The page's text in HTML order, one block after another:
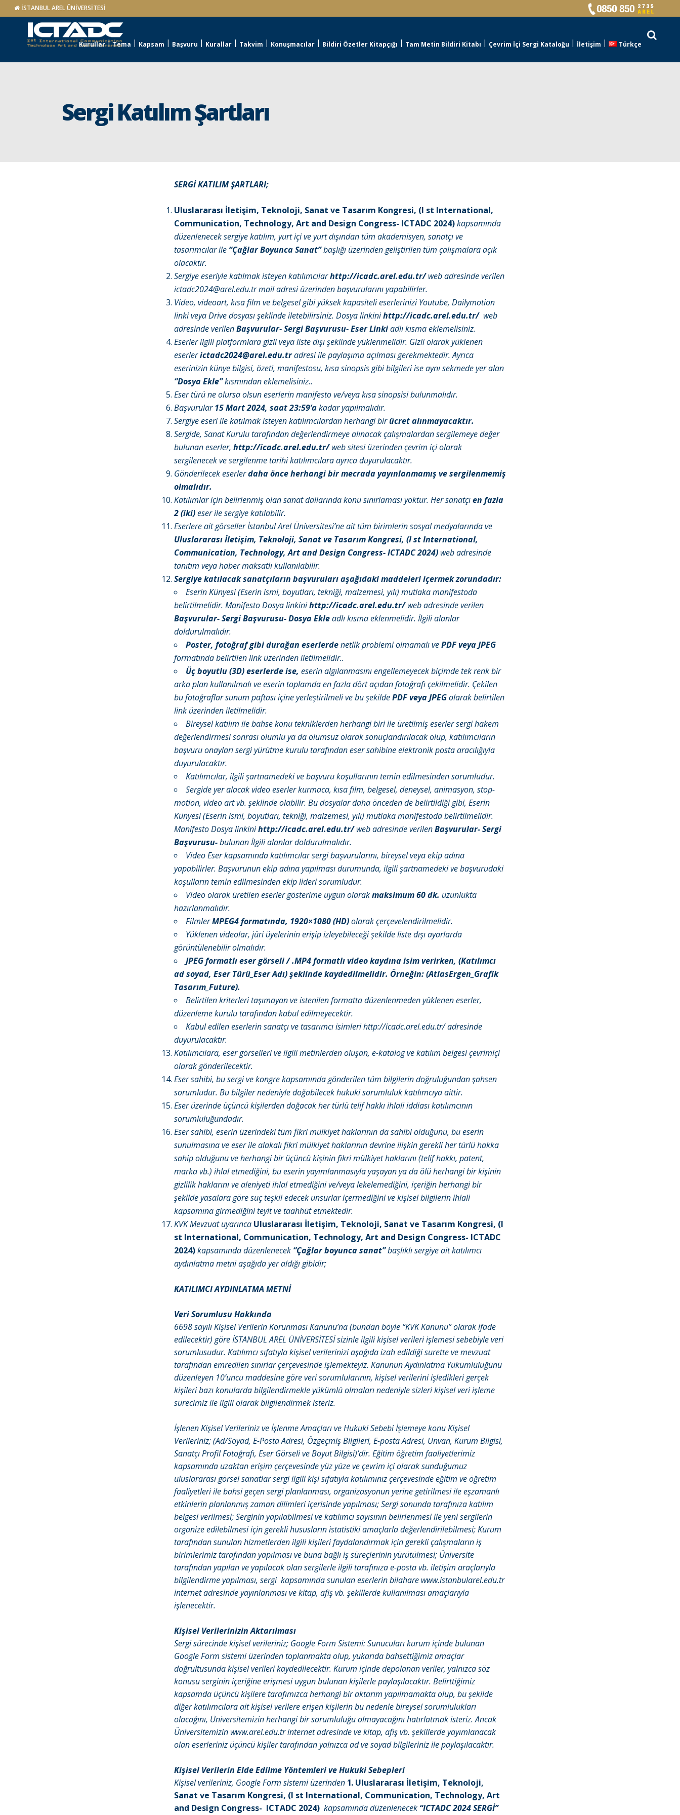
İSTANBUL AREL ÜNİVERSİTESİ
Kurullar Tema Kapsam Başvuru Kurallar Takvim Konuşmacılar Bildiri Özetler Kitapçığı Tam Metin Bildiri Kitabı Çevrim İçi Sergi Kataloğu İletişim Türkçe
Sergi Katılım Şartları
SERGİ KATILIM ŞARTLARI;
Uluslararası İletişim, Teknoloji, Sanat ve Tasarım Kongresi, (I st International,
Communication, Technology, Art and Design Congress- ICTADC 2024)kapsamında
düzenlenecek sergiye katılım, yurt içi ve yurt dışından tüm akademisyen, sanatçı ve
tasarımcılar ile “Çağlar Boyunca Sanat”başlığı üzerinden geliştirilen tüm çalışmalara açık
olacaktır.
Sergiye eseriyle katılmak isteyen katılımcılarhttp://icadc.arel.edu.tr/web adresinde verilen
ictadc2024@arel.edu.trmail adresi üzerinden başvurularını yapabilirler.
Video, videoart, kısa film ve belgesel gibi yüksek kapasiteli eserlerinizi Youtube, Dailymotion
linki veya Drive dosyası şeklinde iletebilirsiniz. Dosya linkinihttp://icadc.arel.edu.tr/web
adresinde verilenBaşvurular- Sergi Başvurusu- Eser Linkiadlı kısma eklemelisiniz.
Eserler ilgili platformlara gizli veya liste dışı şeklinde yüklenmelidir. Gizli olarak yüklenen
eserlerictadc2024@arel.edu.tradresi ile paylaşıma açılması gerekmektedir. Ayrıca
eserinizin künye bilgisi, özeti, manifestosu, kısa sinopsis gibi bilgileri ise aynı sekmede yer alan
“Dosya Ekle”kısmından eklemelisiniz..
Eser türü ne olursa olsun eserlerin manifesto ve/veya kısa sinopsisi bulunmalıdır.
Başvurular15 Mart 2024, saat 23:59’akadar yapılmalıdır.
Sergiye eseri ile katılmak isteyen katılımcılardan herhangi birücret alınmayacaktır.
Sergide, Sanat Kurulu tarafından değerlendirmeye alınacak çalışmalardan sergilemeye değer
bulunan eserler, http://icadc.arel.edu.tr/web sitesi üzerinden çevrim içi olarak
sergilenecek ve sergilenme tarihi katılımcılara ayrıca duyurulacaktır.
Gönderilecek eserlerdaha önce herhangi bir mecrada yayınlanmamış ve sergilenmemiş
olmalıdır.
Katılımlar için belirlenmiş olan sanat dallarında konu sınırlaması yoktur. Her sanatçıen fazla
2 (iki)eser ile sergiye katılabilir.
Eserlere ait görseller İstanbul Arel Üniversitesi’ne ait tüm birimlerin sosyal medyalarında ve
Uluslararası İletişim, Teknoloji, Sanat ve Tasarım Kongresi, (I st International,
Communication, Technology, Art and Design Congress- ICTADC 2024)web adresinde
tanıtım veya haber maksatlı kullanılabilir.
Sergiye katılacak sanatçıların başvuruları aşağıdaki maddeleri içermek zorundadır:
Eserin Künyesi (Eserin ismi, boyutları, tekniği, malzemesi, yılı) mutlaka manifestoda
belirtilmelidir. Manifesto Dosya linkinihttp://icadc.arel.edu.tr/web adresinde verilen
Başvurular- Sergi Başvurusu- Dosya Ekleadlı kısma eklenmelidir. İlgili alanlar
doldurulmalıdır.
Poster, fotoğraf gibi durağan eserlerdenetlik problemi olmamalı vePDF veya JPEG
formatında belirtilen link üzerinden iletilmelidir..
Üç boyutlu (3D) eserlerde ise, eserin algılanmasını engellemeyecek biçimde tek renk bir
arka plan kullanılmalı ve eserin toplamda en fazla dört açıdan fotoğrafı çekilmelidir. Çekilen
bu fotoğraflar sunum paftası içine yerleştirilmeli ve bu şekildePDF veya JPEGolarak belirtilen
link üzerinden iletilmelidir.
Bireysel katılım ile bahse konu tekniklerden herhangi biri ile üretilmiş eserler sergi hakem
değerlendirmesi sonrası olumlu ya da olumsuz olarak sonuçlandırılacak olup, katılımcıların
başvuru onayları sergi yürütme kurulu tarafından eser sahibine elektronik posta aracılığıyla
duyurulacaktır.
Katılımcılar, ilgili şartnamedeki ve başvuru koşullarının temin edilmesinden sorumludur.
Sergide yer alacak video eserler kurmaca, kısa film, belgesel, deneysel, animasyon, stop-
motion, video art vb. şeklinde olabilir. Bu dosyalar daha önceden de belirtildiği gibi, Eserin
Künyesi (Eserin ismi, boyutları, tekniği, malzemesi, yılı) mutlaka manifestoda belirtilmelidir.
Manifesto Dosya linkinihttp://icadc.arel.edu.tr/web adresinde verilenBaşvurular- Sergi
Başvurusu-bulunan İlgili alanlar doldurulmalıdır.
Video Eser kapsamında katılımcılar sergi başvurularını, bireysel veya ekip adına
yapabilirler. Başvurunun ekip adına yapılması durumunda, ilgili şartnamedeki ve başvurudaki
koşulların temin edilmesinden ekip lideri sorumludur.
Video olarak üretilen eserler gösterime uygun olarakmaksimum 60 dk. uzunlukta
hazırlanmalıdır.
FilmlerMPEG4 formatında, 1920×1080 (HD)olarak çerçevelendirilmelidir.
Yüklenen videolar, jüri üyelerinin erişip izleyebileceği şekilde liste dışı ayarlarda
görüntülenebilir olmalıdır.
JPEG formatlı eser görseli / .MP4 formatlı video kaydına isim verirken, (Katılımcı
ad soyad, Eser Türü_Eser Adı) şeklinde kaydedilmelidir. Örneğin: (AtlasErgen_Grafik
Tasarım_Future).
Belirtilen kriterleri taşımayan ve istenilen formatta düzenlenmeden yüklenen eserler,
düzenleme kurulu tarafından kabul edilmeyecektir.
Kabul edilen eserlerin sanatçı ve tasarımcı isimlerihttp://icadc.arel.edu.tr/adresinde
duyurulacaktır.
Katılımcılara, eser görselleri ve ilgili metinlerden oluşan, e-katalog ve katılım belgesi çevrimiçi
olarak gönderilecektir.
Eser sahibi, bu sergi ve kongre kapsamında gönderilen tüm bilgilerin doğruluğundan şahsen
sorumludur. Bu bilgiler nedeniyle doğabilecek hukuki sorumluluk katılımcıya aittir.
Eser üzerinde üçüncü kişilerden doğacak her türlü telif hakkı ihlali iddiası katılımcının
sorumluluğundadır.
Eser sahibi, eserin üzerindeki tüm fikri mülkiyet haklarının da sahibi olduğunu, bu eserin
sunulmasına ve eser ile alakalı fikri mülkiyet haklarının devrine ilişkin gerekli her türlü hakka
sahip olduğunu ve herhangi bir üçüncü kişinin fikri mülkiyet haklarını (telif hakkı, patent,
marka vb.) ihlal etmediğini, bu eserin yayımlanmasıyla yaşayan ya da ölü herhangi bir kişinin
gizlilik haklarını ve aleniyeti ihlal etmediğini ve/veya lekelemediğini, içeriğin herhangi bir
şekilde yasalara göre suç teşkil edecek unsurlar içermediğini ve kişisel bilgilerin ihlali
kapsamına girmediğini teyit ve taahhüt etmektedir.
KVK Mevzuat uyarınca Uluslararası İletişim, Teknoloji, Sanat ve Tasarım Kongresi, (I
st International, Communication, Technology, Art and Design Congress- ICTADC
2024)kapsamında düzenlenecek “Çağlar boyunca sanat”başlıklı sergiye ait katılımcı
aydınlatma metni aşağıda yer aldığı gibidir;
KATILIMCI AYDINLATMA METNİ
Veri Sorumlusu Hakkında
6698 sayılı Kişisel Verilerin Korunması Kanunu’na (bundan böyle “KVK Kanunu” olarak ifade
edilecektir) göre İSTANBUL AREL ÜNİVERSİTESİ sizinle ilgili kişisel verileri işlemesi sebebiyle veri
sorumlusudur. Katılımcı sıfatıyla kişisel verilerinizi aşağıda izah edildiği surette ve mevzuat
tarafından emredilen sınırlar çerçevesinde işlemekteyiz. Kanunun Aydınlatma Yükümlülüğünü
düzenleyen 10’uncu maddesine göre veri sorumlularının, kişisel verilerini işledikleri gerçek
kişileri bazı konularda bilgilendirmekle yükümlü olmaları nedeniyle sizleri kişisel veri işleme
sürecimiz ile ilgili olarak bilgilendirmek isteriz.
İşlenen Kişisel Verileriniz ve İşlenme Amaçları ve Hukuki Sebebi İşlemeye konu Kişisel
Verileriniz; (Ad/Soyad, E-Posta Adresi, Özgeçmiş Bilgileri, E-posta Adresi, Unvan, Kurum Bilgisi,
Sanatçı Profil Fotoğrafı, Eser Görseli ve Boyut Bilgisi)’dir. Eğitim öğretim faaliyetlerimiz
kapsamında uzaktan erişim çerçevesinde yüz yüze ve çevrim içi olarak sunduğumuz
uluslararası görsel sanatlar sergi ilgili kişi sıfatıyla katılımınız çerçevesinde eğitim ve öğretim
faaliyetleri ile bahsi geçen sergi planlanması, organizasyonun yerine getirilmesi ile eşzamanlı
etkinlerin planlanmış zaman dilimleri içerisinde yapılması; Sergi sonunda tarafınıza katılım
belgesi verilmesi; Serginin yapılabilmesi ve katılımcı sayısının belirlenmesi ile yeni sergilerin
organize edilebilmesi için gerekli hususların istatistiki amaçlarla değerlendirilebilmesi; Kurum
tarafından sunulan hizmetlerden ilgili kişileri faydalandırmak için gerekli çalışmaların iş
birimlerimiz tarafından yapılması ve buna bağlı iş süreçlerinin yürütülmesi; Üniversite
tarafından yapılan ve yapılacak olan sergilerle ilgili tarafınıza e-posta vb. iletişim araçlarıyla
bilgilendirme yapılması, sergi kapsamında sunulan eserlerin bilahare www.istanbularel.edu.tr
internet adresinde yayınlanması ve kitap, afiş vb. şekillerde kullanılması amaçlarıyla
işlenecektir.
Kişisel Verilerinizin Aktarılması
Sergi sürecinde kişisel verileriniz; Google Form Sistemi: Sunucuları kurum içinde bulunan
Google Form sistemi üzerinden toplanmakta olup, yukarıda bahsettiğimiz amaçlar
doğrultusunda kişisel verileri kaydedilecektir. Kurum içinde depolanan veriler, yalnızca söz
konusu serginin içeriğine erişmesi uygun bulunan kişilerle paylaşılacaktır. Belirttiğimiz
kapsamda üçüncü kişilere tarafımızca herhangi bir aktarım yapılmamakta olup, bu şekilde
diğer katılımcılara ait kişisel verilere erişen kişilerin bu nedenle bireysel sorumlulukları
olacağını, Üniversitemizin herhangi bir sorumluluğu olmayacağını hatırlatmak isteriz. Ancak
Üniversitemizin www.arel.edu.tr internet adresinde ve kitap, afiş vb. şekillerde yayımlanacak
olan eserleriniz üçüncü kişiler tarafından yalnızca ad ve soyad bilgileriniz ile paylaşılacaktır.
Kişisel Verilerin Elde Edilme Yöntemleri ve Hukuki Sebepleri
Kişisel verileriniz, Google Form sistemi üzerinden ‘I. Uluslararası İletişim, Teknoloji,
Sanat ve Tasarım Kongresi, (I st International, Communication, Technology, Art
and Design Congress- ICTADC 2024) kapsamında düzenlenecek “ICTADC 2024 SERGİ”